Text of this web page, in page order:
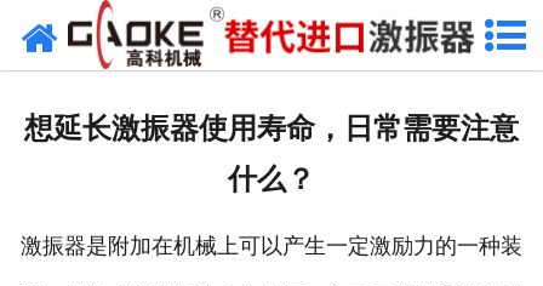
首页
想延长激振器使用寿命，日常需要注意
什么？
激振器是附加在机械上可以产生一定激励力的一种装